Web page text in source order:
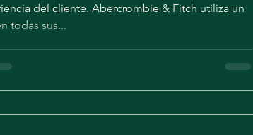
del cliente. Abercrombie & Fitch utiliza un
todas sus...